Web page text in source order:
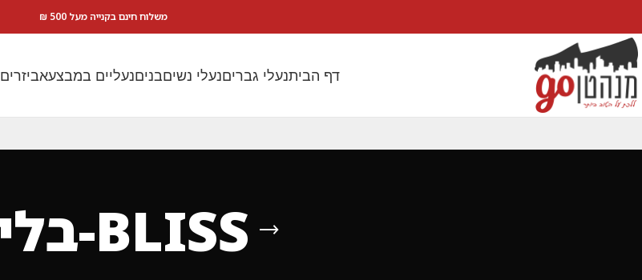
משלוח חינם בקנייה מעל 500 ₪
דף הביתנעלי גבריםנעלי נשיםבניםנעליים במבצעאביזרים
BLISS-בליס